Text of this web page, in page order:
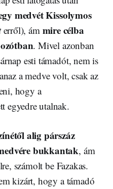
medvét Kissolymos
erről), ám mire célba
. Mivel azonban
esti támadót, nem is
a medve volt, csak az
hogy a
egyedre utalnak.
alig párszáz
bukkantak, ám
számolt be Fazakas.
kizárt, hogy a támadó